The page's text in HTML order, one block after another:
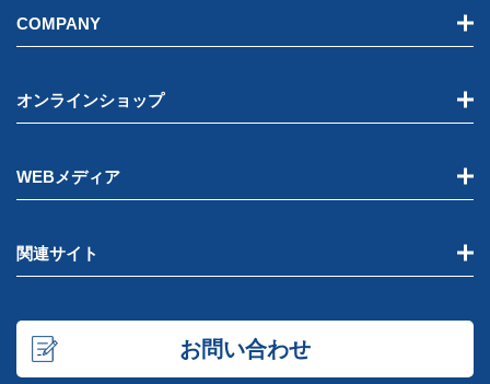
COMPANY
オンラインショップ
WEBメディア
関連サイト
お問い合わせ